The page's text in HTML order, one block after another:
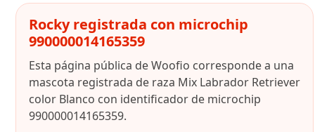
Rocky registrada con microchip
990000014165359
Esta página pública de Woofio corresponde a una
mascota registrada de raza Mix Labrador Retriever
color Blanco con identificador de microchip
990000014165359.